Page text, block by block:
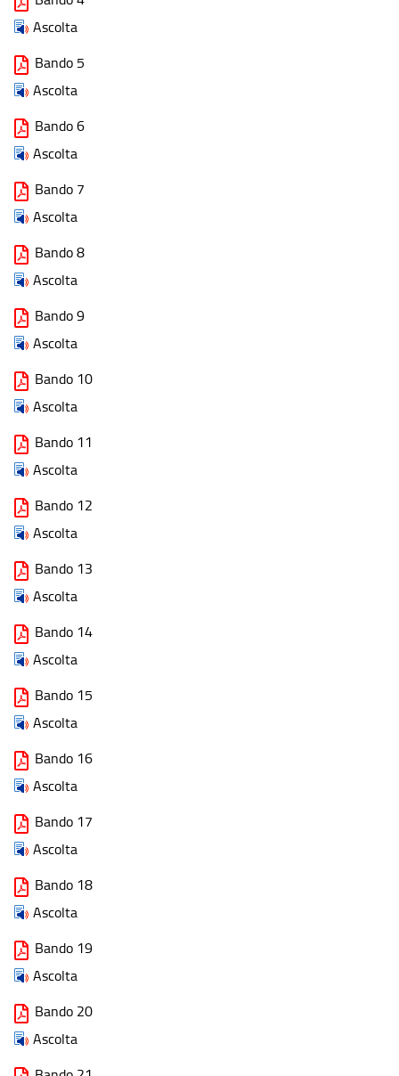
Ascolta
Bando 5
Ascolta
Bando 6
Ascolta
Bando 7
Ascolta
Bando 8
Ascolta
Bando 9
Ascolta
Bando 10
Ascolta
Bando 11
Ascolta
Bando 12
Ascolta
Bando 13
Ascolta
Bando 14
Ascolta
Bando 15
Ascolta
Bando 16
Ascolta
Bando 17
Ascolta
Bando 18
Ascolta
Bando 19
Ascolta
Bando 20
Ascolta